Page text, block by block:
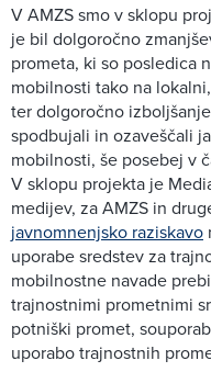
V AMZS smo v sklopu
je bil dolgoročno
prometa, ki so posledica
mobilnosti tako na
ter dolgoročno
spodbujali in ozaveščali
mobilnosti, še posebej v
V sklopu projekta je
medijev, za AMZS in
javnomnenjsko raziskavo
uporabe sredstev za
mobilnostne navade
trajnostnimi prometnimi
potniški promet,
uporabo trajnostnih